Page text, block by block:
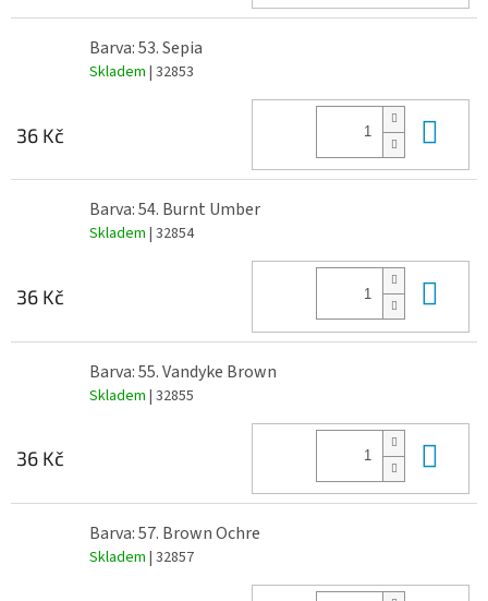
Barva: 53. Sepia
Skladem | 32853
36 Kč
Barva: 54. Burnt Umber
Skladem | 32854
36 Kč
Barva: 55. Vandyke Brown
Skladem | 32855
36 Kč
Barva: 57. Brown Ochre
Skladem | 32857